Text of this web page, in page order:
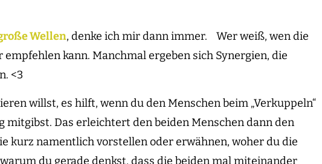
Wellen, denke ich mir dann immer. Wer weiß, wen die
kann. Manchmal ergeben sich Synergien, die
<3
willst, es hilft, wenn du den Menschen beim „Verkuppeln“
Das erleichtert den beiden Menschen dann den
kurz namentlich vorstellen oder erwähnen, woher du die
du gerade denkst, dass die beiden mal miteinander